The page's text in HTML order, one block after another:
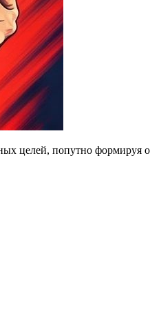
целей, попутно формируя